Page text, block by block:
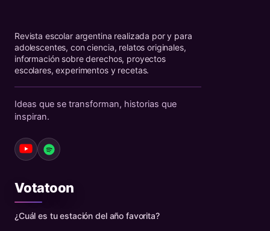
Revista escolar argentina realizada por y para
adolescentes, con ciencia, relatos originales,
información sobre derechos, proyectos
escolares, experimentos y recetas.
Ideas que se transforman, historias que
inspiran.
Votatoon
¿Cuál es tu estación del año favorita?